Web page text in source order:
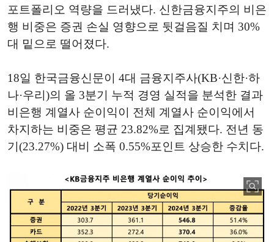
포트폴리오 역량을 드러냈다. 신한금융지주의 비은
행 비중은 증권 손실 영향으로 뒷걸음질 치며 30%
대 밑으로 떨어졌다.
18일 한국금융신문이 4대 금융지주사(KB·신한·하
나·우리)의 올 3분기 누적 경영 실적을 분석한 결과
비은행 계열사 순이익이 전체 계열사 순이익에서
차지하는 비중은 평균 23.82%로 집계됐다. 전년 동
기(23.27%) 대비 소폭 0.55%포인트 상승한 수치다.